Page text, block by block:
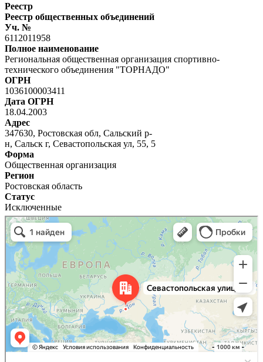
Реестр
Реестр общественных объединений
Уч. №
6112011958
Полное наименование
Региональная общественная организация спортивно-
технического объединения "ТОРНАДО"
ОГРН
1036100003411
Дата ОГРН
18.04.2003
Адрес
347630, Ростовская обл, Сальский р-
н, Сальск г, Севастопольская ул, 55, 5
Форма
Общественная организация
Регион
Ростовская область
Статус
Исключенные